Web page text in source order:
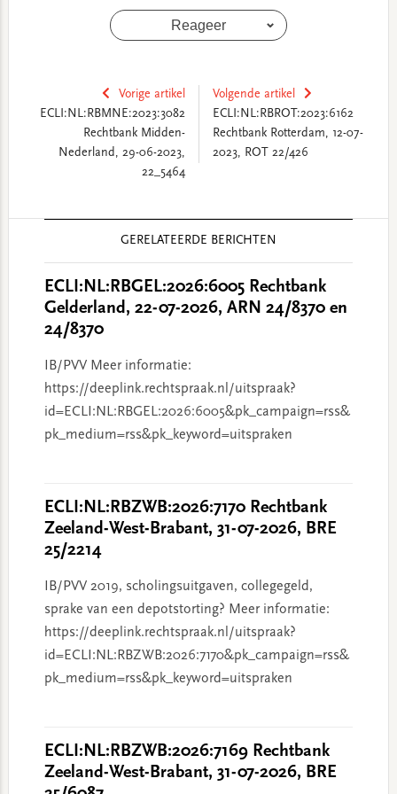
Reageer
Vorige artikel
ECLI:NL:RBMNE:2023:3082
Rechtbank Midden-
Nederland, 29-06-2023,
22_5464
Volgende artikel
ECLI:NL:RBROT:2023:6162
Rechtbank Rotterdam, 12-07-
2023, ROT 22/426
GERELATEERDE BERICHTEN
ECLI:NL:RBGEL:2026:6005 Rechtbank
Gelderland, 22-07-2026, ARN 24/8370 en
24/8370
IB/PVV Meer informatie:
https://deeplink.rechtspraak.nl/uitspraak?
id=ECLI:NL:RBGEL:2026:6005&pk_campaign=rss&
pk_medium=rss&pk_keyword=uitspraken
ECLI:NL:RBZWB:2026:7170 Rechtbank
Zeeland-West-Brabant, 31-07-2026, BRE
25/2214
IB/PVV 2019, scholingsuitgaven, collegegeld,
sprake van een depotstorting? Meer informatie:
https://deeplink.rechtspraak.nl/uitspraak?
id=ECLI:NL:RBZWB:2026:7170&pk_campaign=rss&
pk_medium=rss&pk_keyword=uitspraken
ECLI:NL:RBZWB:2026:7169 Rechtbank
Zeeland-West-Brabant, 31-07-2026, BRE